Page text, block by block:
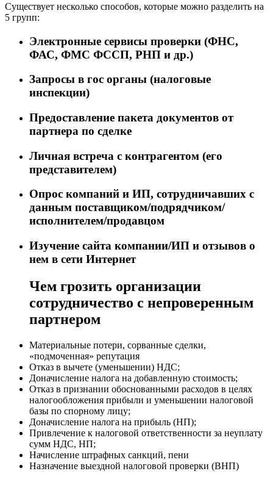
Существует несколько способов, которые можно разделить на
5 групп:
Электронные сервисы проверки (ФНС,
ФАС, ФМС ФССП, РНП и др.)
Запросы в гос органы (налоговые
инспекции)
Предоставление пакета документов от
партнера по сделке
Личная встреча с контрагентом (его
представителем)
Опрос компаний и ИП, сотрудничавших с
данным поставщиком/подрядчиком/
исполнителем/продавцом
Изучение сайта компании/ИП и отзывов о
нем в сети Интернет
Чем грозить организации
сотрудничество с непроверенным
партнером
Материальные потери, сорванные сделки,
«подмоченная» репутация
Отказ в вычете (уменьшении) НДС;
Доначисление налога на добавленную стоимость;
Отказ в признании обоснованными расходов в целях
налогообложения прибыли и уменьшении налоговой
базы по спорному лицу;
Доначисление налога на прибыль (НП);
Привлечение к налоговой ответственности за неуплату
сумм НДС, НП;
Начисление штрафных санкций, пени
Назначение выездной налоговой проверки (ВНП)